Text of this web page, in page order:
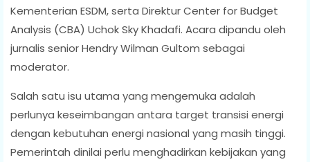
Kementerian ESDM, serta Direktur Center for Budget
Analysis (CBA) Uchok Sky Khadafi. Acara dipandu oleh
jurnalis senior Hendry Wilman Gultom sebagai
moderator.
Salah satu isu utama yang mengemuka adalah
perlunya keseimbangan antara target transisi energi
dengan kebutuhan energi nasional yang masih tinggi.
Pemerintah dinilai perlu menghadirkan kebijakan yang